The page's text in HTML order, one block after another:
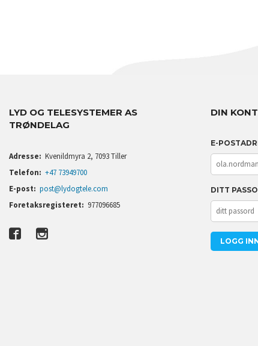
LYD OG TELESYSTEMER AS
TRØNDELAG
Adresse: Kvenildmyra 2, 7093 Tiller
Telefon: +47 73949700
E-post: post@lydogtele.com
Foretaksregisteret: 977096685
DIN
E-
DITT